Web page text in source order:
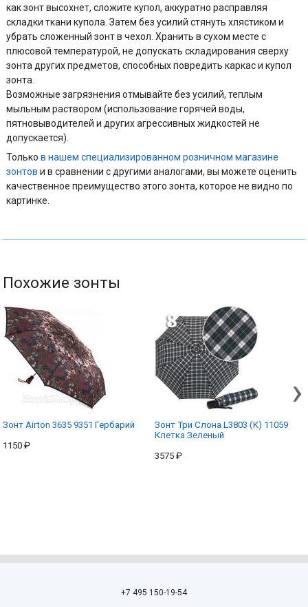
как зонт высохнет, сложите купол, аккуратно расправляя
складки ткани купола. Затем без усилий стянуть хлястиком и
убрать сложенный зонт в чехол. Хранить в сухом месте с
плюсовой температурой, не допускать складирования сверху
зонта других предметов, способных повредить каркас и купол
зонта.
Возможные загрязнения отмывайте без усилий, теплым
мыльным раствором (использование горячей воды,
пятновыводителей и других агрессивных жидкостей не
допускается).
Тольков нашем специализированном розничном магазине
зонтов и в сравнении с другими аналогами, вы можете оценить
качественное преимущество этого зонта, которое не видно по
картинке.
Похожие зонты
Зонт Airton 3635 9351 Гербарий
1150 ₽
Зонт Три Слона L3803 (K) 11059
Клетка Зеленый
3575 ₽
›
+7 495 150-19-54